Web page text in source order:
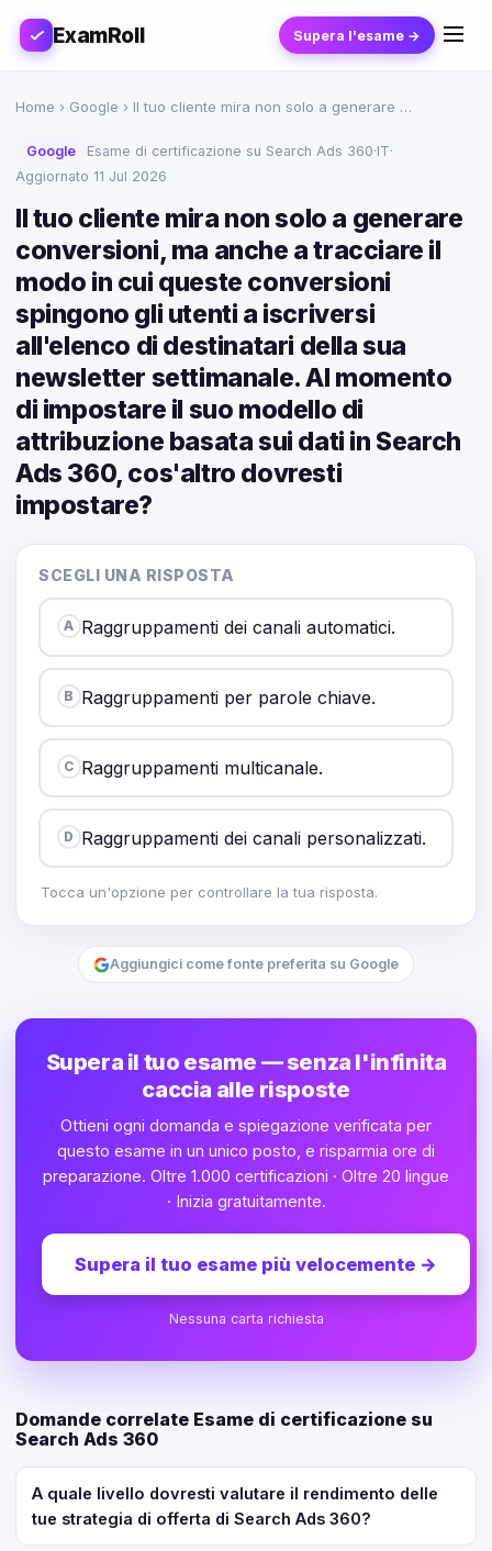
ExamRoll Supera l'esame →
Home › Google › Il tuo cliente mira non solo a generare …
Google Esame di certificazione su Search Ads 360·IT·
Aggiornato 11 Jul 2026
Il tuo cliente mira non solo a generare
conversioni, ma anche a tracciare il
modo in cui queste conversioni
spingono gli utenti a iscriversi
all'elenco di destinatari della sua
newsletter settimanale. Al momento
di impostare il suo modello di
attribuzione basata sui dati in Search
Ads 360, cos'altro dovresti
impostare?
SCEGLI UNA RISPOSTA
A Raggruppamenti dei canali automatici.
B Raggruppamenti per parole chiave.
C Raggruppamenti multicanale.
D Raggruppamenti dei canali personalizzati.
Tocca un'opzione per controllare la tua risposta.
Aggiungici come fonte preferita su Google
Supera il tuo esame — senza l'infinita
caccia alle risposte
Ottieni ogni domanda e spiegazione verificata per
questo esame in un unico posto, e risparmia ore di
preparazione. Oltre 1.000 certificazioni · Oltre 20 lingue
· Inizia gratuitamente.
Supera il tuo esame più velocemente →
Nessuna carta richiesta
Domande correlate Esame di certificazione su
Search Ads 360
A quale livello dovresti valutare il rendimento delle
tue strategia di offerta di Search Ads 360?